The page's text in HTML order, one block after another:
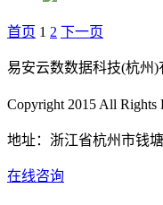
首页 1 2 下一页
易安云数数据科技(杭州)
Copyright 2015 All Rights
地址：浙江省杭州市钱
在线咨询